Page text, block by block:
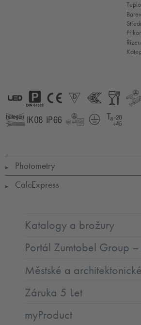
ENEC
to
▶ Photometry
▶ CalcExpress
Katalogy a brožury
Portál Zumtobel Group
Městské a
Záruka 5 Let
myProduct